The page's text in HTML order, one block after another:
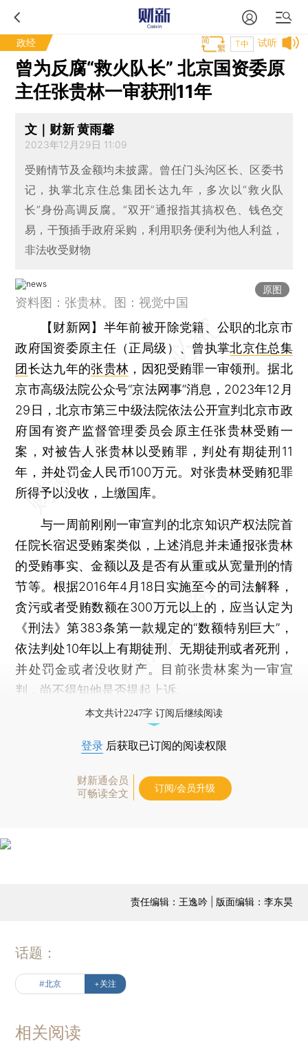
政经 试听
T中
曾为反腐“救火队长” 北京国资委原
主任张贵林一审获刑11年
文｜财新 黄雨馨
2023年12月29日 11:09
受贿情节及金额均未披露。曾任门头沟区长、区委书
记，执掌北京住总集团长达九年，多次以“救火队
长”身份高调反腐。“双开”通报指其搞权色、钱色交
易，干预插手政府采购，利用职务便利为他人利益，
非法收受财物
原图
资料图：张贵林。图：视觉中国
【财新网】 半年前被开除党籍、公职的北京市
政府国资委原主任（正局级）、曾执掌北京住总集
团长达九年的张贵林 ，因犯受贿罪一审领刑。据北
京市高级法院公众号“京法网事”消息，2023年12月
29日，北京市第三中级法院依法公开宣判北京市政
府国有资产监督管理委员会原主任张贵林受贿一
案，对被告人张贵林以受贿罪，判处有期徒刑11
年，并处罚金人民币100万元。对张贵林受贿犯罪
所得予以没收，上缴国库。
与一周前刚刚一审宣判的北京知识产权法院首
任院长宿迟受贿案类似，上述消息并未通报张贵林
的受贿事实、金额以及是否有从重或从宽量刑的情
节等。根据2016年4月18日实施至今的司法解释，
贪污或者受贿数额在300万元以上的，应当认定为
《刑法》第383条第一款规定的“数额特别巨大”，
依法判处10年以上有期徒刑、无期徒刑或者死刑，
并处罚金或者没收财产。目前张贵林案为一审宣
判，尚不得知他是否提起上诉。
本文共计2247字 订阅后继续阅读
登录 后获取已订阅的阅读权限
财新通会员
可畅读全文
订阅/会员升级
责任编辑：王逸吟 | 版面编辑：李东昊
话题：
#北京 +关注
相关阅读